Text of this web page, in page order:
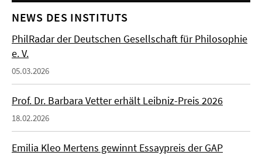
NEWS DES INSTITUTS
PhilRadar der Deutschen Gesellschaft für Philosophie
e. V.
05.03.2026
Prof. Dr. Barbara Vetter erhält Leibniz-Preis 2026
18.02.2026
Emilia Kleo Mertens gewinnt Essaypreis der GAP